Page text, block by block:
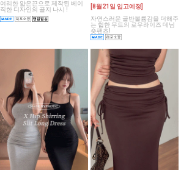
여리한 얇은끈으로 제작된 베이
직한 디자인의 골지 나시 !
[8월21일 입고예정]
자연스러운 골반볼륨감을 더해주
는 힙한 무드의 로우라이즈 데님
숏팬츠!